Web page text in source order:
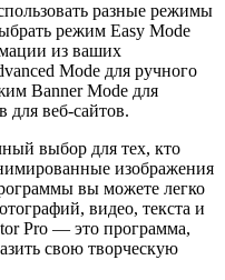
разные режимы
режим Easy Mode
из ваших
Mode для ручного
Banner Mode для
для веб-сайтов.
выбор для тех, кто
изображения
вы можете легко
видео, текста и
Pro — это программа,
свою творческую